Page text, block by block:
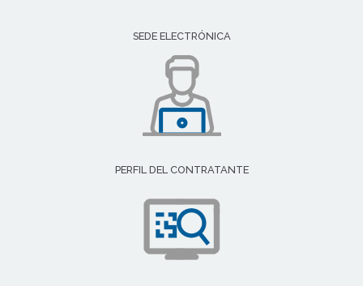
SEDE ELECTRÓNICA
PERFIL DEL CONTRATANTE